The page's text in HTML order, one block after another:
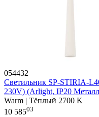
054432
Светильник SP-STIRIA-
230V) (Arlight, IP20
Warm | Тёплый 2700 K
10 58503